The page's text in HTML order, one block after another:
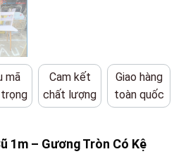
mã
Cam kết
chất lượng
Giao hàng
toàn quốc
1m – Gương Tròn Có Kệ